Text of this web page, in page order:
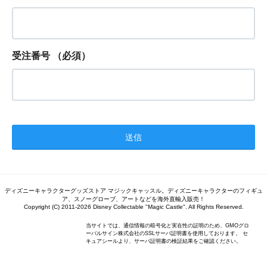
受注番号 （必須）
ディズニーキャラクターグッズストア マジックキャッスル。ディズニーキャラクターのフィギュ
ア、スノーグローブ、アートなどを海外直輸入販売！
Copyright (C) 2011-2026 Disney Collectable "Magic Castle". All Rights Reserved.
当サイトでは、通信情報の暗号化と実在性の証明のため、GMOグロ
ーバルサイン株式会社のSSLサーバ証明書を使用しております。 セ
キュアシールより、サーバ証明書の検証結果をご確認ください。